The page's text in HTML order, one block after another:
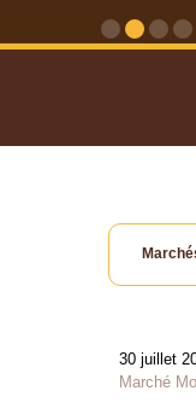
30 juillet
Marché